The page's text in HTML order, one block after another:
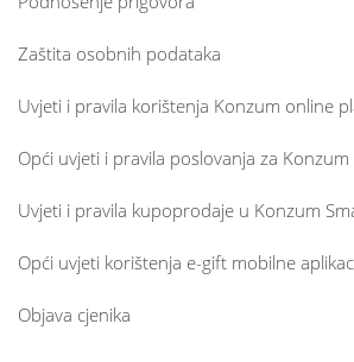
Zaštita osobnih podataka
Uvjeti i pravila korištenja Konzum online
Opći uvjeti i pravila poslovanja za
Uvjeti i pravila kupoprodaje u Konzum
Opći uvjeti korištenja e-gift mobilne
Objava cjenika